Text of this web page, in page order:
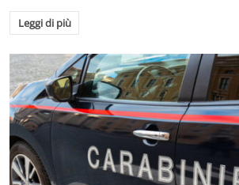
Leggi di più